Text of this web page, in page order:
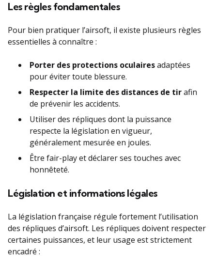
Les règles fondamentales
Pour bien pratiquer l’airsoft, il existe plusieurs règles
essentielles à connaître :
Porter des protections oculairesadaptées
pour éviter toute blessure.
Respecter la limite des distances de tirafin
de prévenir les accidents.
Utiliser des répliques dont la puissance
respecte la législation en vigueur,
généralement mesurée en joules.
Être fair-play et déclarer ses touches avec
honnêteté.
Législation et informations légales
La législation française régule fortement l’utilisation
des répliques d’airsoft. Les répliques doivent respecter
certaines puissances, et leur usage est strictement
encadré :